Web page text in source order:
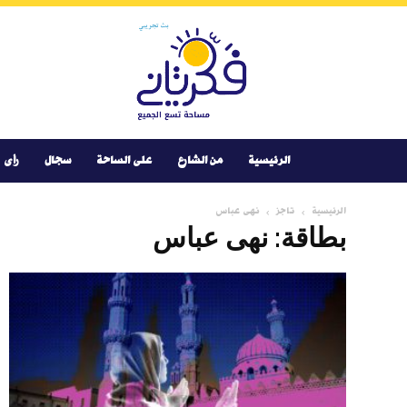
الرئيسية من الشارع على الساحة سجال رأى
الرئيسية تاجز نهى عباس
بطاقة: نهى عباس